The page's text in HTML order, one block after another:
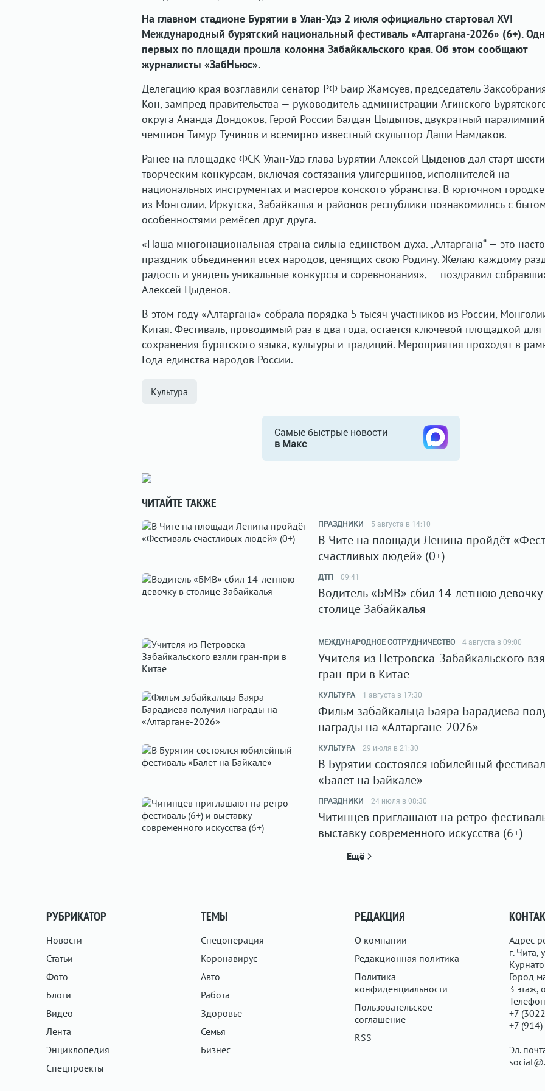
На главном стадионе Бурятии в Улан-Удэ 2 июля официально стартовал XVI
Международный бурятский национальный фестиваль «Алтаргана-2026» (6+).
первых по площади прошла колонна Забайкальского края. Об этом сообщают
журналисты «ЗабНьюс».
Делегацию края возглавили сенатор РФ Баир Жамсуев, председатель
Кон, зампред правительства — руководитель администрации Агинского
округа Ананда Дондоков, Герой России Балдан Цыдыпов, двукратный
чемпион Тимур Тучинов и всемирно известный скульптор Даши Намдаков.
Ранее на площадке ФСК Улан-Удэ глава Бурятии Алексей Цыденов дал старт шести
творческим конкурсам, включая состязания улигершинов, исполнителей на
национальных инструментах и мастеров конского убранства. В юрточном городке
из Монголии, Иркутска, Забайкалья и районов республики познакомились с
особенностями ремёсел друг друга.
«Наша многонациональная страна сильна единством духа. „Алтаргана“ — это
праздник объединения всех народов, ценящих свою Родину. Желаю каждому
радость и увидеть уникальные конкурсы и соревнования», — поздравил
Алексей Цыденов.
В этом году «Алтаргана» собрала порядка 5 тысяч участников из России,
Китая. Фестиваль, проводимый раз в два года, остаётся ключевой площадкой для
сохранения бурятского языка, культуры и традиций. Мероприятия проходят в
Года единства народов России.
Культура
Самые быстрые новости
в Макс
ЧИТАЙТЕ ТАКЖЕ
ПРАЗДНИКИ 5 августа в 14:10
В Чите на площади Ленина пройдёт
счастливых людей» (0+)
ДТП 09:41
Водитель «БМВ» сбил 14-летнюю девочку
столице Забайкалья
МЕЖДУНАРОДНОЕ СОТРУДНИЧЕСТВО 4 августа в 09:00
Учителя из Петровска-Забайкальского
гран-при в Китае
КУЛЬТУРА 1 августа в 17:30
Фильм забайкальца Баяра Барадиева
награды на «Алтаргане-2026»
КУЛЬТУРА 29 июля в 21:30
В Бурятии состоялся юбилейный
«Балет на Байкале»
ПРАЗДНИКИ 24 июля в 08:30
Читинцев приглашают на ретро-
выставку современного искусства (6+)
Ещё
РУБРИКАТОР
Новости
Статьи
Фото
Блоги
Видео
Лента
Энциклопедия
Спецпроекты
ТЕМЫ
Спецоперация
Коронавирус
Авто
Работа
Здоровье
Семья
Бизнес
РЕДАКЦИЯ
О компании
Редакционная политика
Политика
конфиденциальности
Пользовательское
соглашение
RSS
Адрес
г. Чита,
Город
3 этаж,
+7
+7
Эл.